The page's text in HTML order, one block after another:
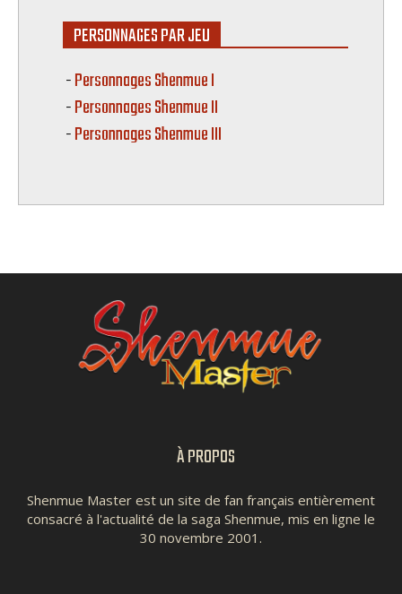
PERSONNAGES PAR JEU
Personnages Shenmue I
Personnages Shenmue II
Personnages Shenmue III
À PROPOS
Shenmue Master est un site de fan français entièrement
consacré à l'actualité de la saga Shenmue, mis en ligne le
30 novembre 2001.